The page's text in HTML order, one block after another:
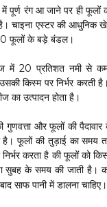
में पूर्ण रंग आ जाने पर ही फूलों
एस्टर की आधुनिक
फूलों के बड़े बंडल।
में 20 प्रतिशत नमी से कम
उसकी किस्म पर निर्भर
का उत्पादन होता है।
गुणवत्ता और फूलों की
है। फूलों की तुड़ाई का
करता है की फूलों को
सुबह के समय की जाती है।
साफ पानी में डालना चाहिए।